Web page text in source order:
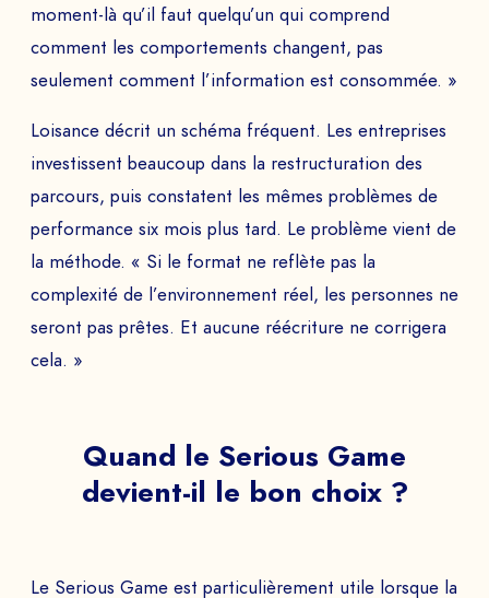
moment-là qu’il faut quelqu’un qui comprend
comment les comportements changent, pas
seulement comment l’information est consommée. »
Loisance décrit un schéma fréquent. Les entreprises
investissent beaucoup dans la restructuration des
parcours, puis constatent les mêmes problèmes de
performance six mois plus tard. Le problème vient de
la méthode. « Si le format ne reflète pas la
complexité de l’environnement réel, les personnes ne
seront pas prêtes. Et aucune réécriture ne corrigera
cela. »
Quand le Serious Game
devient-il le bon choix ?
Le Serious Game est particulièrement utile lorsque la